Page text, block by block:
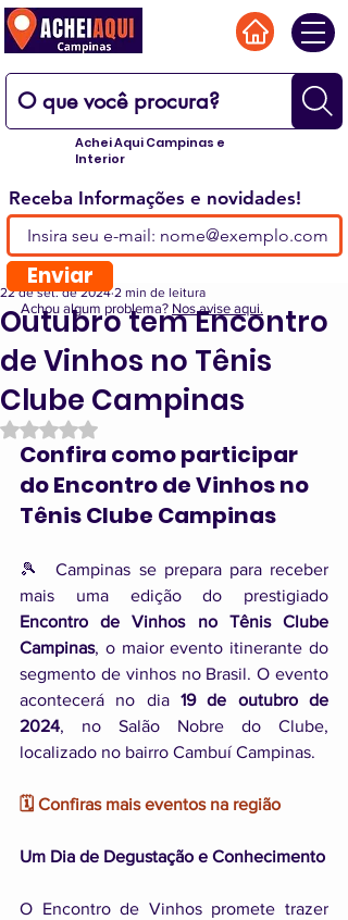
Achei Aqui Campinas e
Interior
Outubro tem Encontro
de Vinhos no Tênis
Clube Campinas
22 de set. de 2024 2 min de leitura
Avaliado com NaN de 5 estrelas.
Confira como participar
do Encontro de Vinhos no
Tênis Clube Campinas
🎾  Campinas se prepara para receber
Encontro de Vinhos no Tênis Clube
Campinas, o maior evento itinerante do
segmento de vinhos no Brasil. O evento
acontecerá no dia 19 de outubro de
2024, no Salão Nobre do Clube,
localizado no bairro Cambuí Campinas.
🗓️ Confiras mais eventos na região
Um Dia de Degustação e Conhecimento
O Encontro de Vinhos promete trazer
Receba Informações e novidades!
Enviar
Achou algum problema? Nos avise aqui.